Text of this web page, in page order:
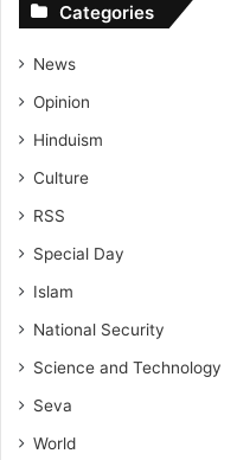
Categories
News
Opinion
Hinduism
Culture
RSS
Special Day
Islam
National Security
Science and Technology
Seva
World